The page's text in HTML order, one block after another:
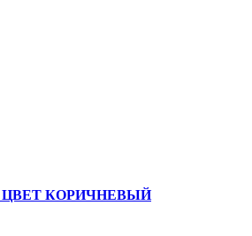
КОРИЧНЕВЫЙ